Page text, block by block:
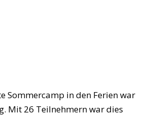
Sommercamp in den Ferien war
Mit 26 Teilnehmern war dies